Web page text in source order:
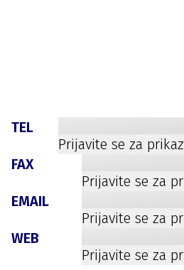
TEL
Prijavite se za
FAX
Prijavite se za
EMAIL
Prijavite se za
WEB
Prijavite se za